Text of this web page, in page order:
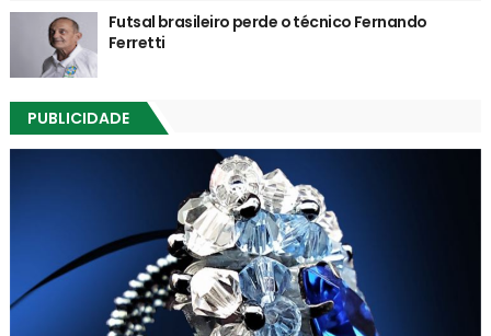
Futsal brasileiro perde o técnico Fernando
Ferretti
PUBLICIDADE